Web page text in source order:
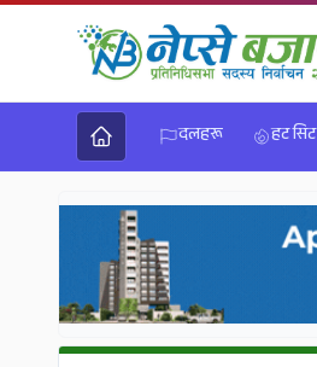
दलहरू हट सिट